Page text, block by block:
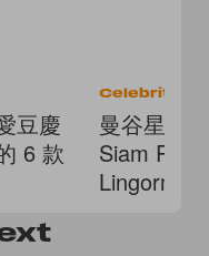
豆慶
6 款
Celebrities
曼谷星光
Siam
Lingorm